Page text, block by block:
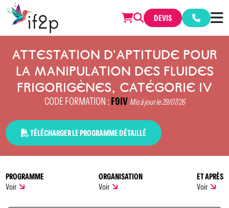
DEVIS
ATTESTATION D'APTITUDE POUR
LA MANIPULATION DES FLUIDES
FRIGORIGÈNES, CATÉGORIE IV
CODE FORMATION : F9IV Mis à jour le 29/07/26
TÉLÉCHARGER LE PROGRAMME DÉTAILLÉ
PROGRAMME
Voir
ORGANISATION
Voir
ET APRÈS
Voir